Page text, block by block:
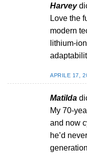
Harvey
Love the
modern
lithium-
APRILE 17,
Matilda
My 70-
and now
he’d